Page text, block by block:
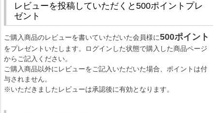
レビューを投稿していただくと500ポイントプレ
ゼント
ご購入商品のレビューを書いていただいた会員様に500ポイント
をプレゼントいたします。ログインした状態で購入した商品ページ
からご記入ください。
ご購入商品以外にレビューをご記入いただいた場合、ポイントは付
与されません。
※いただきましたレビューは承認後に有効となります。